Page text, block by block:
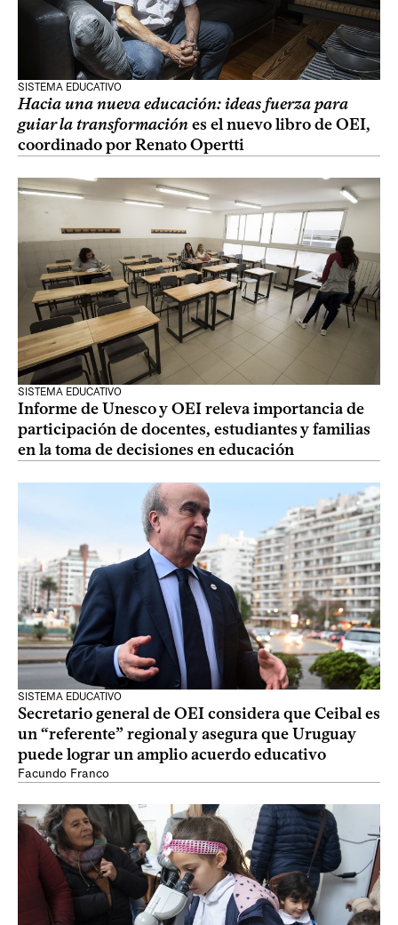
SISTEMA EDUCATIVO
Hacia una nueva educación: ideas fuerza para
guiar la transformaciónes el nuevo libro de OEI,
coordinado por Renato Opertti
SISTEMA EDUCATIVO
Informe de Unesco y OEI releva importancia de
participación de docentes, estudiantes y familias
en la toma de decisiones en educación
SISTEMA EDUCATIVO
Secretario general de OEI considera que Ceibal es
un “referente” regional y asegura que Uruguay
puede lograr un amplio acuerdo educativo
Facundo Franco